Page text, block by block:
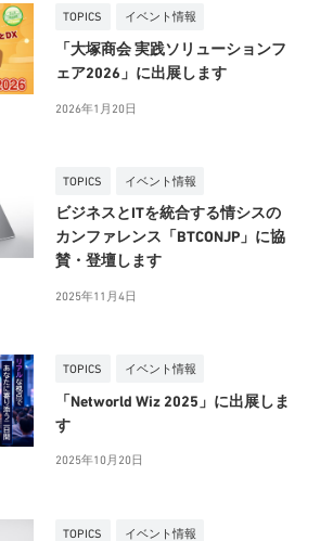
TOPICS イベント情報
「大塚商会 実践ソリューションフ
ェア2026」に出展します
2026年1月20日
TOPICS イベント情報
ビジネスとITを統合する情シスの
カンファレンス「BTCONJP」に協
賛・登壇します
2025年11月4日
TOPICS イベント情報
「Networld Wiz 2025」に出展しま
す
2025年10月20日
TOPICS イベント情報